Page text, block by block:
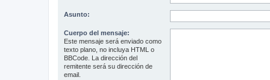
Asunto:
Cuerpo del mensaje:
Este mensaje será enviado como
texto plano, no incluya HTML o
BBCode. La dirección del
remitente será su dirección de
email.